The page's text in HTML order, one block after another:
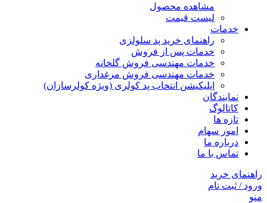
مشاهده محصول
لیست قیمت
خدمات
راهنمای خرید پد سلولزی
خدمات پس از فروش
خدمات مهندسی فروش گلخانه
خدمات مهندسی فروش مرغداری
اپلیکیشن انتخاب پد کولری (ویژه کولرسازان)
نمایندگان
کاتالوگ
تازه ها
امور سهام
درباره ما
تماس با ما
راهنمای خرید
ورود / ثبت نام
منو